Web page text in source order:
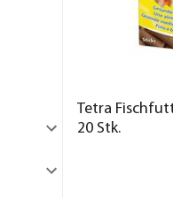
Tetra
20 Stk.